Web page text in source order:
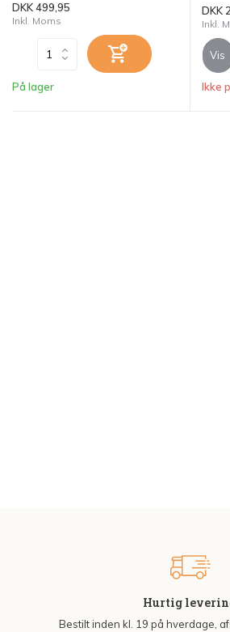
DKK 499,95
Inkl. Moms
På lager
DKK
Inkl.
Vis
Ikke
Hurtig
Bestilt inden kl. 19 på hverdage,